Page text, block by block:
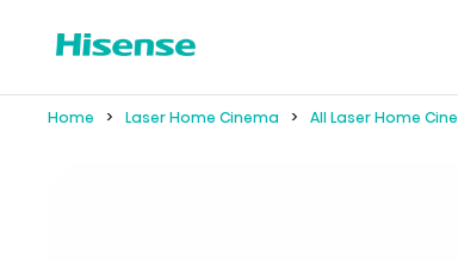
Home Laser Home Cinema All Laser Home